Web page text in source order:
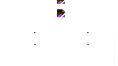
-
-
-
-
-